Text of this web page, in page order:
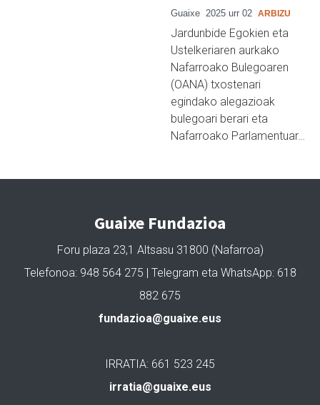
Guaixe 2025 urr 02 ARBIZU
Jardunbide Egokien eta
Ustelkeriaren aurkako
Nafarroako Bulegoaren
(OANA) txostenari
egindako alegazioak
bulegoari berari eta
Nafarroako Parlamentuar…
Guaixe Fundazioa
Foru plaza 23,1 Altsasu 31800 (Nafarroa)
Telefonoa: 948 564 275 | Telegram eta WhatsApp: 618
882 675
fundazioa@guaixe.eus
IRRATIA: 661 523 245
irratia@guaixe.eus